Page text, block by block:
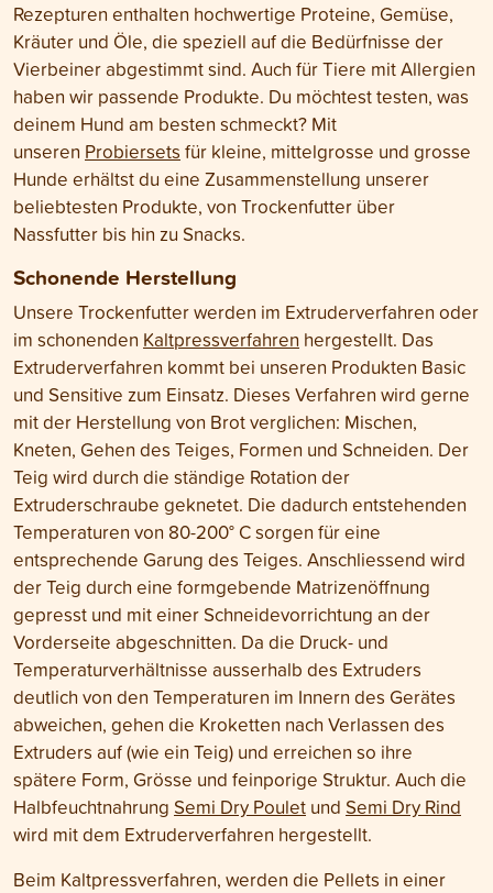
Rezepturen enthalten hochwertige Proteine, Gemüse,
Kräuter und Öle, die speziell auf die Bedürfnisse der
Vierbeiner abgestimmt sind. Auch für Tiere mit Allergien
haben wir passende Produkte. Du möchtest testen, was
deinem Hund am besten schmeckt? Mit
unseren Probiersets für kleine, mittelgrosse und grosse
Hunde erhältst du eine Zusammenstellung unserer
beliebtesten Produkte, von Trockenfutter über
Nassfutter bis hin zu Snacks.
Schonende Herstellung
Unsere Trockenfutter werden im Extruderverfahren oder
im schonenden Kaltpressverfahren hergestellt. Das
Extruderverfahren kommt bei unseren Produkten Basic
und Sensitive zum Einsatz. Dieses Verfahren wird gerne
mit der Herstellung von Brot verglichen: Mischen,
Kneten, Gehen des Teiges, Formen und Schneiden. Der
Teig wird durch die ständige Rotation der
Extruderschraube geknetet. Die dadurch entstehenden
Temperaturen von 80-200° C sorgen für eine
entsprechende Garung des Teiges. Anschliessend wird
der Teig durch eine formgebende Matrizenöffnung
gepresst und mit einer Schneidevorrichtung an der
Vorderseite abgeschnitten. Da die Druck- und
Temperaturverhältnisse ausserhalb des Extruders
deutlich von den Temperaturen im Innern des Gerätes
abweichen, gehen die Kroketten nach Verlassen des
Extruders auf (wie ein Teig) und erreichen so ihre
spätere Form, Grösse und feinporige Struktur. Auch die
Halbfeuchtnahrung Semi Dry Poulet und Semi Dry Rind
wird mit dem Extruderverfahren hergestellt.
Beim Kaltpressverfahren, werden die Pellets in einer